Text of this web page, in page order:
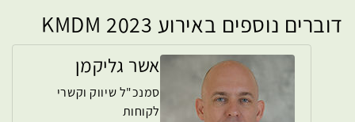
דוברים נוספים באירוע KMDM 2023
אשר גליקמן
סמנכ"ל שיווק וקשרי
לקוחות